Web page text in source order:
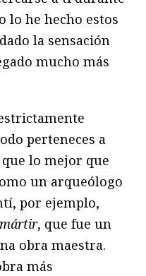
lo he hecho estos
la sensación
mucho más
perteneces a
lo mejor que
un arqueólogo
por ejemplo,
, que fue un
obra maestra.
más